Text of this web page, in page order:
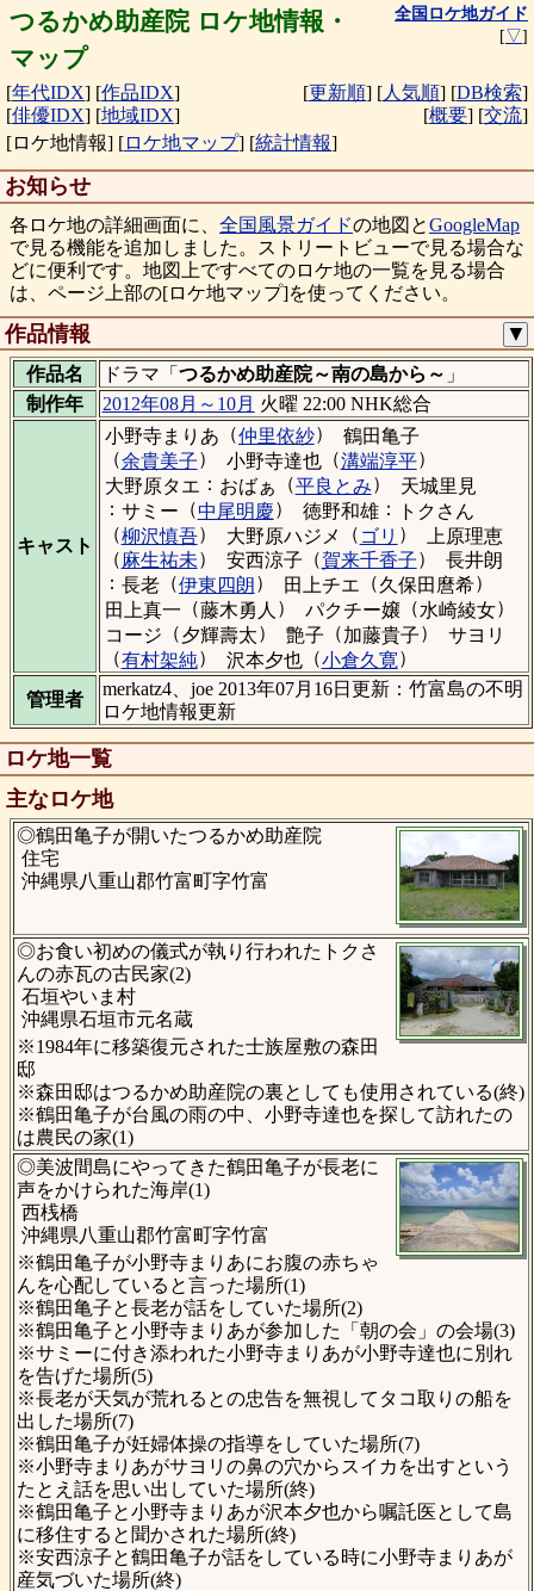
つるかめ助産院 ロケ地情報・
マップ
全国ロケ地ガイド
[▽]
[年代IDX] [作品IDX]
[俳優IDX] [地域IDX]
[更新順] [人気順] [DB検索]
[概要] [交流]
[ロケ地情報] [ロケ地マップ] [統計情報]
お知らせ
各ロケ地の詳細画面に、 全国風景ガイドの地図とGoogleMap
で見る機能を追加しました。ストリートビューで見る場合な
どに便利です。地図上ですべてのロケ地の一覧を見る場合
は、ページ上部の[ロケ地マップ]を使ってください。
作品情報 ▼
作品名 ドラマ「 つるかめ助産院～南の島から～ 」
制作年
2012年08月～10月 火曜 22:00 NHK総合
キャスト
小野寺まりあ （仲里依紗）
鶴田亀子
（余貴美子） 小野寺達也 （溝端淳平）
大野原タエ ： おばぁ （平良とみ）
天城里見
： サミー （中尾明慶） 徳野和雄：
トクさん
（柳沢慎吾） 大野原ハジメ （ ゴリ ）
上原理恵
（麻生祐未） 安西涼子 （賀来千香子）
長井朗
： 長老（伊東四朗） 田上チエ （久保田麿希）
田上真一 （藤木勇人 ） パクチー嬢（水崎綾女）
コージ （夕輝壽太） 艶子 （加藤貴子）
サヨリ
（有村架純） 沢本夕也 （小倉久寛）
管理者
merkatz4、joe 2013年07月16日更新：竹富島の不明
ロケ地情報更新
ロケ地一覧
主なロケ地
◎鶴田亀子が開いたつるかめ助産院
住宅
沖縄県八重山郡竹富町字竹富
◎お食い初めの儀式が執り行われたトクさ
んの赤瓦の古民家(2)
石垣やいま村
沖縄県石垣市元名蔵
※1984年に移築復元された士族屋敷の森田
邸
※森田邸はつるかめ助産院の裏としても使用されている(終)
※鶴田亀子が台風の雨の中、小野寺達也を探して訪れたの
は農民の家(1)
◎美波間島にやってきた鶴田亀子が長老に
声をかけられた海岸(1)
西桟橋
沖縄県八重山郡竹富町字竹富
※鶴田亀子が小野寺まりあにお腹の赤ちゃ
んを心配していると言った場所(1)
※鶴田亀子と長老が話をしていた場所(2)
※鶴田亀子と小野寺まりあが参加した「朝の会」の会場(3)
※サミーに付き添われた小野寺まりあが小野寺達也に別れ
を告げた場所(5)
※長老が天気が荒れるとの忠告を無視してタコ取りの船を
出した場所(7)
※鶴田亀子が妊婦体操の指導をしていた場所(7)
※小野寺まりあがサヨリの鼻の穴からスイカを出すという
たとえ話を思い出していた場所(終)
※鶴田亀子と小野寺まりあが沢本夕也から嘱託医として島
に移住すると聞かされた場所(終)
※安西涼子と鶴田亀子が話をしている時に小野寺まりあが
産気づいた場所(終)